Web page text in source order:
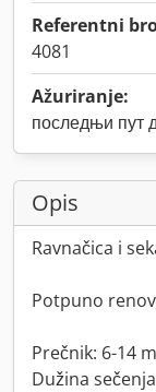
Referentni
4081
Ažuriranje:
последњи пут
Opis
Ravnačica i
Potpuno
Prečnik: 6-14
Dužina